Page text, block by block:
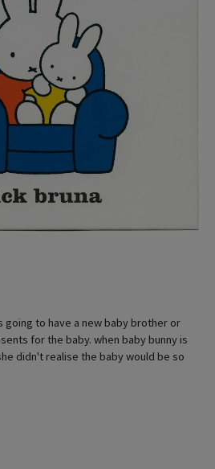
going to have a new baby brother or
for the baby. when baby bunny is
didn't realise the baby would be so